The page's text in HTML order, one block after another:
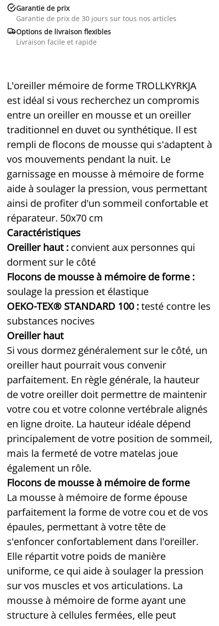
Garantie de prix
Garantie de prix de 30 jours sur tous nos articles
Options de livraison flexibles
Livraison facile et rapide
L'oreiller mémoire de forme TROLLKYRKJA
est idéal si vous recherchez un compromis
entre un oreiller en mousse et un oreiller
traditionnel en duvet ou synthétique. Il est
rempli de flocons de mousse qui s'adaptent à
vos mouvements pendant la nuit. Le
garnissage en mousse à mémoire de forme
aide à soulager la pression, vous permettant
ainsi de profiter d'un sommeil confortable et
réparateur. 50x70 cm
Caractéristiques
Oreiller haut : convient aux personnes qui
dorment sur le côté
Flocons de mousse à mémoire de forme :
soulage la pression et élastique
OEKO-TEX® STANDARD 100 :testé contre les
substances nocives
Oreiller haut
Si vous dormez généralement sur le côté, un
oreiller haut pourrait vous convenir
parfaitement. En règle générale, la hauteur
de votre oreiller doit permettre de maintenir
votre cou et votre colonne vertébrale alignés
en ligne droite. La hauteur idéale dépend
principalement de votre position de sommeil,
mais la fermeté de votre matelas joue
également un rôle.
Flocons de mousse à mémoire de forme
La mousse à mémoire de forme épouse
parfaitement la forme de votre cou et de vos
épaules, permettant à votre tête de
s'enfoncer confortablement dans l'oreiller.
Elle répartit votre poids de manière
uniforme, ce qui aide à soulager la pression
sur vos muscles et vos articulations. La
mousse à mémoire de forme ayant une
structure à cellules fermées, elle peut